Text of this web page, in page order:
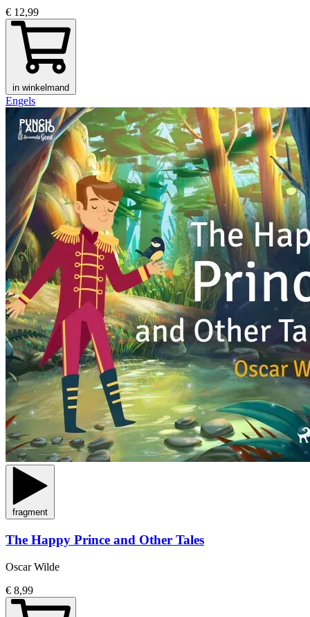
€ 12,99
in winkelmand
Engels
fragment
The Happy Prince and Other Tales
Oscar Wilde
€ 8,99